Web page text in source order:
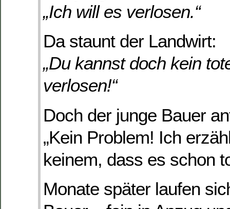
„Ich will es verlosen.“
Da staunt der Landwirt:
„Du kannst doch kein
verlosen!“
Doch der junge Bauer
„Kein Problem! Ich
keinem, dass es schon
Monate später laufen